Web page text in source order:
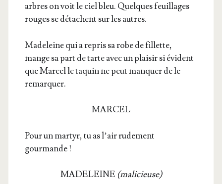
arbres on voit le ciel bleu. Quelques feuillages
rouges se détachent sur les autres.
Made­leine qui a repris sa robe de fillette,
mange sa part de tarte avec un plai­sir si évident
que Mar­cel le taquin ne peut man­quer de le
remarquer.
MARCEL
Pour un mar­tyr, tu as l’air rude­ment
gourmande !
MADELEINE (mali­cieuse)